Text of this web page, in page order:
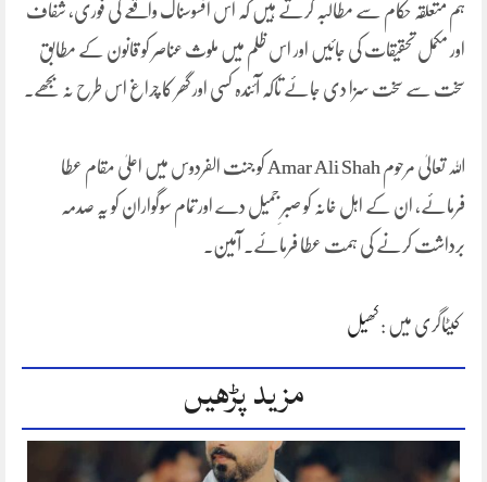
ہم متعلقہ حکام سے مطالبہ کرتے ہیں کہ اس افسوسناک واقعے کی فوری، شفاف
اور مکمل تحقیقات کی جائیں اور اس ظلم میں ملوث عناصر کو قانون کے مطابق
سخت سے سخت سزا دی جائے تاکہ آئندہ کسی اور گھر کا چراغ اس طرح نہ بجھے۔
اللہ تعالیٰ مرحوم Amar Ali Shah کو جنت الفردوس میں اعلیٰ مقام عطا
فرمائے، ان کے اہل خانہ کو صبرِ جمیل دے اور تمام سوگواران کو یہ صدمہ
برداشت کرنے کی ہمت عطا فرمائے۔ آمین۔
کیٹاگری میں : کھیل
مزید پڑھیں